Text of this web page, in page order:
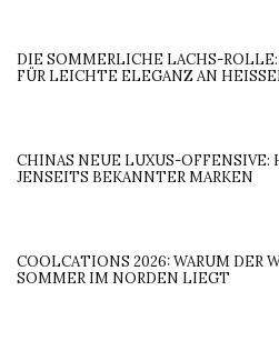
DIE SOMMERLICHE LACHS-
FÜR LEICHTE ELEGANZ AN
CHINAS NEUE LUXUS-
JENSEITS BEKANNTER MARKEN
COOLCATIONS 2026: WARUM DER
SOMMER IM NORDEN LIEGT